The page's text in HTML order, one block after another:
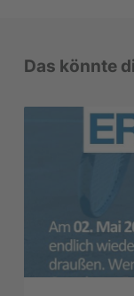
Das könnte